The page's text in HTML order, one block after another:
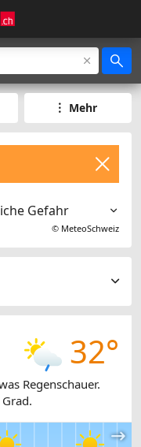
Mehr
Gefahr
© MeteoSchweiz
32°
Regenschauer.